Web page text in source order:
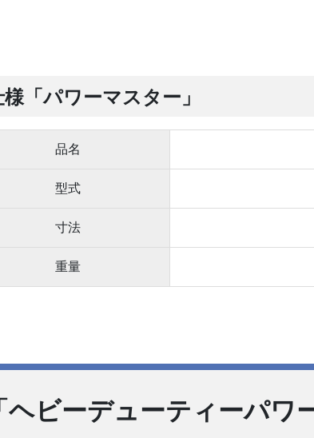
様「パワーマスター」
品名
型式
寸法
重量
ヘビーデューティーパワ